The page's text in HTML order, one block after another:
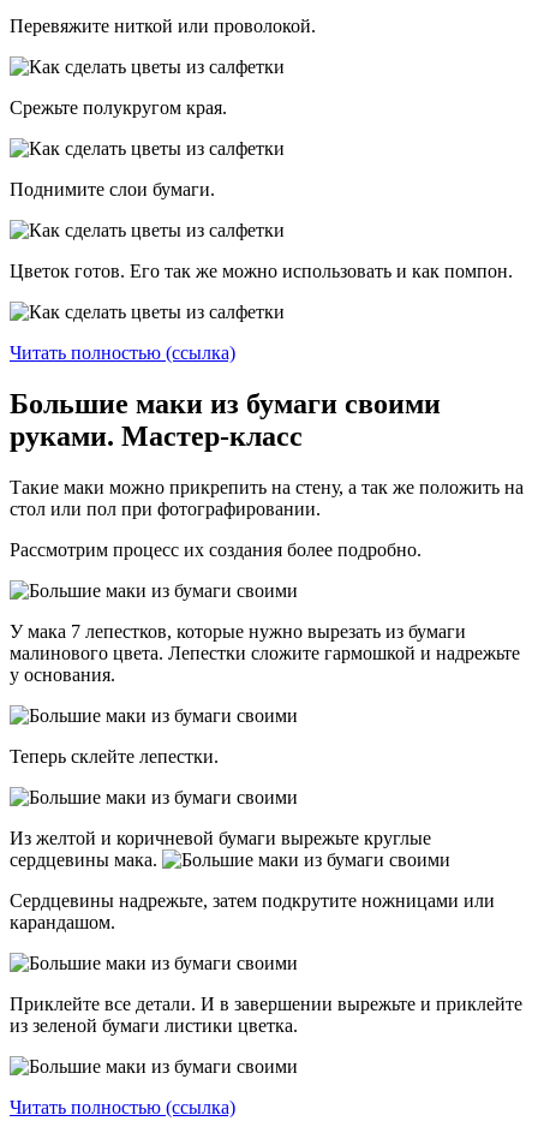
Перевяжите ниткой или проволокой.
Срежьте полукругом края.
Поднимите слои бумаги.
Цветок готов. Его так же можно использовать и как помпон.
Читать полностью (ссылка)
Большие маки из бумаги своими
руками. Мастер-класс
Такие маки можно прикрепить на стену, а так же положить на
стол или пол при фотографировании.
Рассмотрим процесс их создания более подробно.
У мака 7 лепестков, которые нужно вырезать из бумаги
малинового цвета. Лепестки сложите гармошкой и надрежьте
у основания.
Теперь склейте лепестки.
Из желтой и коричневой бумаги вырежьте круглые
сердцевины мака.
Сердцевины надрежьте, затем подкрутите ножницами или
карандашом.
Приклейте все детали. И в завершении вырежьте и приклейте
из зеленой бумаги листики цветка.
Читать полностью (ссылка)